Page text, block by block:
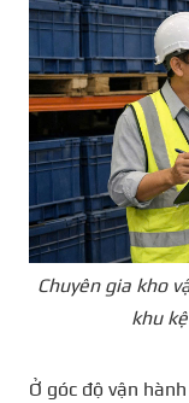
Chuyên gia kho
khu
Ở góc độ vận